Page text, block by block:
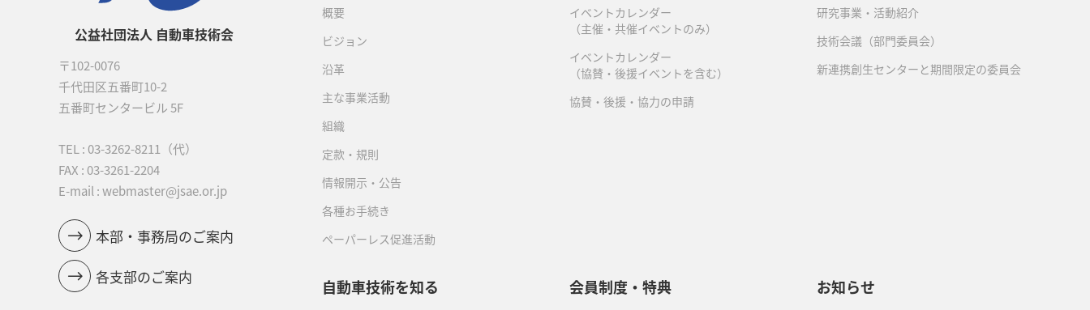
公益社団法人 自動車技術会
〒102-0076
千代田区五番町10-2
五番町センタービル 5F
TEL : 03-3262-8211
（代）
FAX : 03-3261-2204
E-mail : webmaster@jsae.or.jp
本部・事務局のご案内
各支部のご案内
概要
ビジョン
沿革
主な事業活動
組織
定款・規則
情報開示・公告
各種お手続き
ペーパーレス促進活動
イベントカレンダー
（主催・共催イベントのみ）
イベントカレンダー
（協賛・後援イベントを含む）
協賛・後援・協力の申請
研究事業・活動紹介
技術会議（部門委員会）
新連携創生センターと期間限定の委員会
自動車技術を知る 会員制度・特典 お知らせ